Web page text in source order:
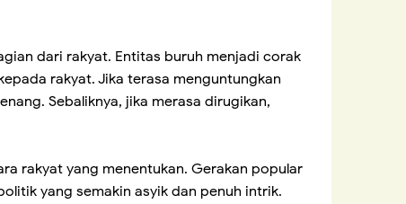
dari rakyat. Entitas buruh menjadi corak
rakyat. Jika terasa menguntungkan
Sebaliknya, jika merasa dirugikan,
rakyat yang menentukan. Gerakan popular
yang semakin asyik dan penuh intrik.